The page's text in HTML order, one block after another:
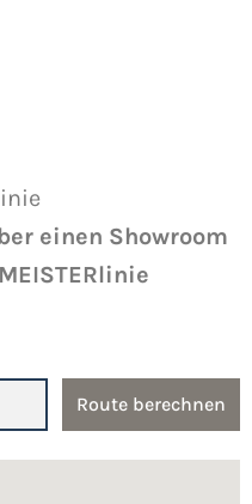
einen Showroom